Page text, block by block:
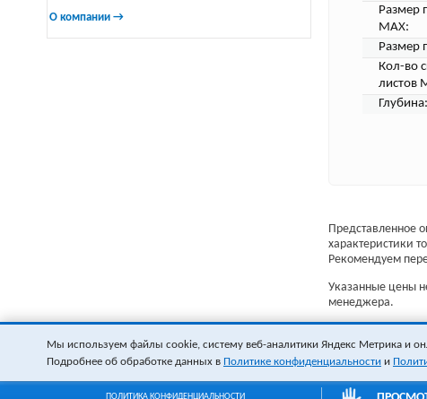
О компании →
Размер
MAX:
Размер
Кол-во
листов
Глубина:
Представленное
характеристики
Рекомендуем
Указанные цены
менеджера.
ПОЛИТИКА КОНФИДЕНЦИАЛЬНОСТИ
Мы используем файлы cookie, систему веб-аналитики Яндекс Метрика и
Подробнее об обработке данных в Политике конфиденциальности и